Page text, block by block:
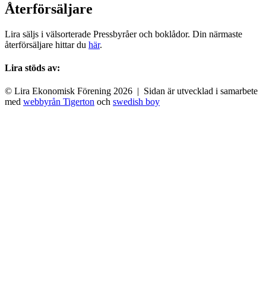
Återförsäljare
Lira säljs i välsorterade Pressbyråer och boklådor. Din närmaste
återförsäljare hittar du här.
Lira stöds av:
© Lira Ekonomisk Förening 2026 | Sidan är utvecklad i samarbete
med webbyrån Tigerton och swedish boy